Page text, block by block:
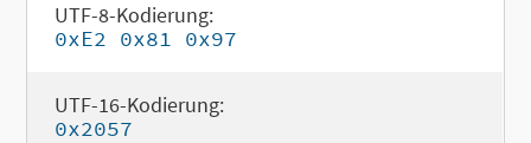
UTF-8-Kodierung:
0xE2 0x81 0x97
UTF-16-Kodierung:
0x2057